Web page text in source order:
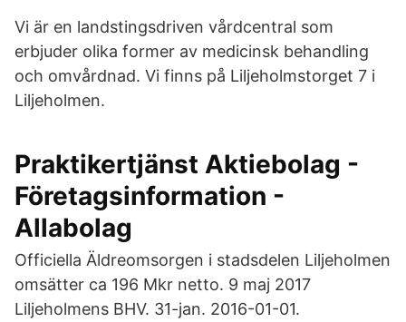
Vi är en landstingsdriven vårdcentral som
erbjuder olika former av medicinsk behandling
och omvårdnad. Vi finns på Liljeholmstorget 7 i
Liljeholmen.
Praktikertjänst Aktiebolag -
Företagsinformation -
Allabolag
Officiella Äldreomsorgen i stadsdelen Liljeholmen
omsätter ca 196 Mkr netto. 9 maj 2017
Liljeholmens BHV. 31-jan. 2016-01-01.